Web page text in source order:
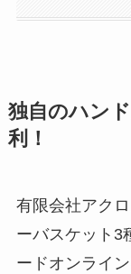
独自のハン
利！
有限会社アク
ーバスケット3
ードオンライ